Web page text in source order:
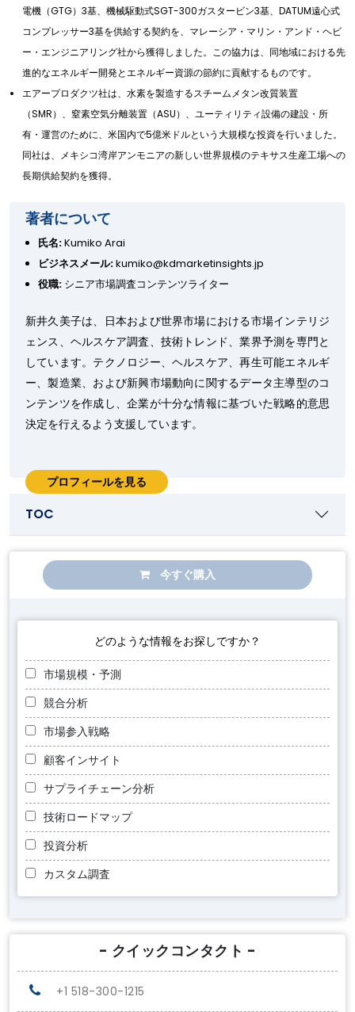
電機（GTG）3基、機械駆動式SGT-300ガスタービン3基、DATUM遠心式
コンプレッサー3基を供給する契約を、マレーシア・マリン・アンド・ヘビ
ー・エンジニアリング社から獲得しました。この協力は、同地域における先
進的なエネルギー開発とエネルギー資源の節約に貢献するものです。
エアープロダクツ社は、水素を製造するスチームメタン改質装置
（SMR）、窒素空気分離装置（ASU）、ユーティリティ設備の建設・所
有・運営のために、米国内で5億米ドルという大規模な投資を行いました。
同社は、メキシコ湾岸アンモニアの新しい世界規模のテキサス生産工場への
長期供給契約を獲得。
著者について
氏名:Kumiko Arai
ビジネスメール:kumiko@kdmarketinsights.jp
役職: シニア市場調査コンテンツライター
新井久美子は、日本および世界市場における市場インテリジ
ェンス、ヘルスケア調査、技術トレンド、業界予測を専門と
しています。テクノロジー、ヘルスケア、再生可能エネルギ
ー、製造業、および新興市場動向に関するデータ主導型のコ
ンテンツを作成し、企業が十分な情報に基づいた戦略的意思
決定を行えるよう支援しています。
プロフィールを見る
TOC
今すぐ購入
どのような情報をお探しですか？
市場規模・予測
競合分析
市場参入戦略
顧客インサイト
サプライチェーン分析
技術ロードマップ
投資分析
カスタム調査
- クイックコンタクト -
+1 518-300-1215